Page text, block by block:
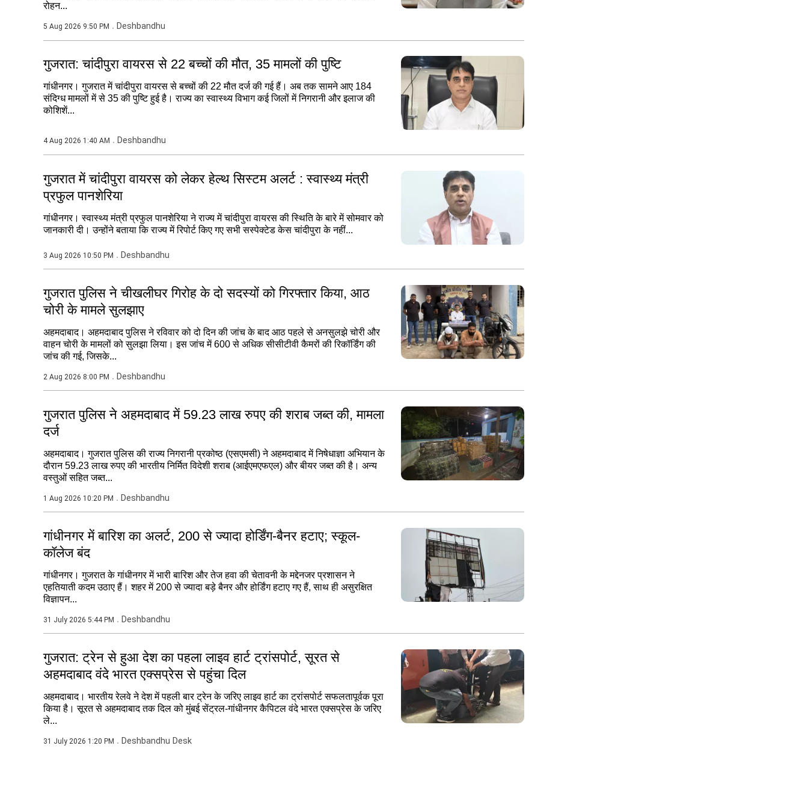
रोहन...
5 Aug 2026 9:50 PM Deshbandhu
गुजरात: चांदीपुरा वायरस से 22 बच्चों की मौत, 35 मामलों की पुष्टि
गांधीनगर। गुजरात में चांदीपुरा वायरस से बच्चों की 22 मौत दर्ज की गई हैं। अब तक सामने आए 184
संदिग्ध मामलों में से 35 की पुष्टि हुई है। राज्य का स्वास्थ्य विभाग कई जिलों में निगरानी और इलाज की
कोशिशें...
4 Aug 2026 1:40 AM Deshbandhu
गुजरात में चांदीपुरा वायरस को लेकर हेल्थ सिस्टम अलर्ट : स्वास्थ्य मंत्री
प्रफुल पानशेरिया
गांधीनगर। स्वास्थ्य मंत्री प्रफुल पानशेरिया ने राज्य में चांदीपुरा वायरस की स्थिति के बारे में सोमवार को
जानकारी दी। उन्होंने बताया कि राज्य में रिपोर्ट किए गए सभी सस्पेक्टेड केस चांदीपुरा के नहीं...
3 Aug 2026 10:50 PM Deshbandhu
गुजरात पुलिस ने चीखलीघर गिरोह के दो सदस्यों को गिरफ्तार किया, आठ
चोरी के मामले सुलझाए
अहमदाबाद। अहमदाबाद पुलिस ने रविवार को दो दिन की जांच के बाद आठ पहले से अनसुलझे चोरी और
वाहन चोरी के मामलों को सुलझा लिया। इस जांच में 600 से अधिक सीसीटीवी कैमरों की रिकॉर्डिंग की
जांच की गई, जिसके...
2 Aug 2026 8:00 PM Deshbandhu
गुजरात पुलिस ने अहमदाबाद में 59.23 लाख रुपए की शराब जब्त की, मामला
दर्ज
अहमदाबाद। गुजरात पुलिस की राज्य निगरानी प्रकोष्ठ (एसएमसी) ने अहमदाबाद में निषेधाज्ञा अभियान के
दौरान 59.23 लाख रुपए की भारतीय निर्मित विदेशी शराब (आईएमएफएल) और बीयर जब्त की है। अन्य
वस्तुओं सहित जब्त...
1 Aug 2026 10:20 PM Deshbandhu
गांधीनगर में बारिश का अलर्ट, 200 से ज्यादा होर्डिंग-बैनर हटाए; स्कूल-
कॉलेज बंद
गांधीनगर। गुजरात के गांधीनगर में भारी बारिश और तेज हवा की चेतावनी के मद्देनजर प्रशासन ने
एहतियाती कदम उठाए हैं। शहर में 200 से ज्यादा बड़े बैनर और होर्डिंग हटाए गए हैं, साथ ही असुरक्षित
विज्ञापन...
31 July 2026 5:44 PM Deshbandhu
गुजरात: ट्रेन से हुआ देश का पहला लाइव हार्ट ट्रांसपोर्ट, सूरत से
अहमदाबाद वंदे भारत एक्सप्रेस से पहुंचा दिल
अहमदाबाद। भारतीय रेलवे ने देश में पहली बार ट्रेन के जरिए लाइव हार्ट का ट्रांसपोर्ट सफलतापूर्वक पूरा
किया है। सूरत से अहमदाबाद तक दिल को मुंबई सेंट्रल-गांधीनगर कैपिटल वंदे भारत एक्सप्रेस के जरिए
ले...
31 July 2026 1:20 PM Deshbandhu Desk